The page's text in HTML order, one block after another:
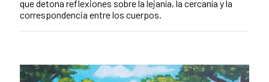
que detona reflexiones sobre la lejanía, la cercanía y la
correspondencia entre los cuerpos.